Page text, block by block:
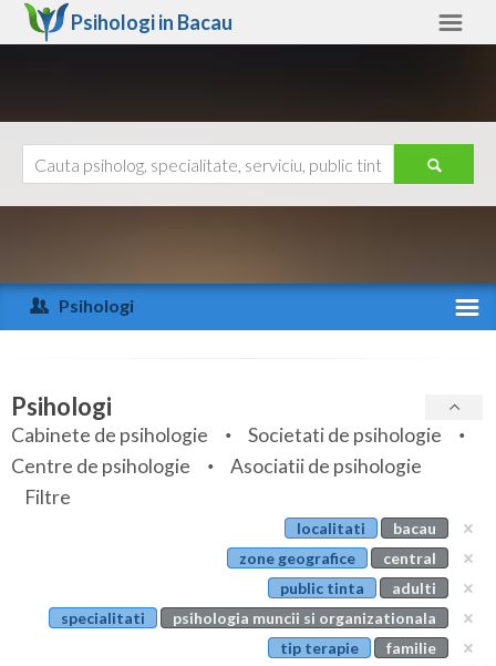
Psihologi in Bacau
Arad
Arges
Bihor
Bistrita-Nasaud
Botosani
Ajutor
Psihologi
Specialitati
Servicii
Articole
Membri
Psihologi
Cabinete de psihologie
Societati de psihologie
Centre de psihologie
Asociatii de psihologie
Filtre
localitati
bacau
zone geografice
central
public tinta
adulti
specialitati
psihologia muncii si organizationala
tip terapie
familie